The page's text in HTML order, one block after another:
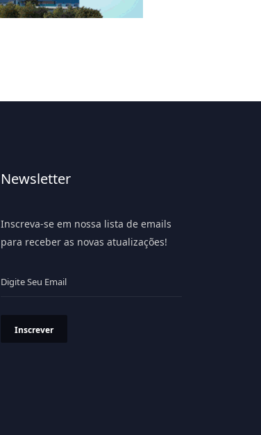
Newsletter
Inscreva-se em nossa lista de emails
para receber as novas atualizações!
Inscrever